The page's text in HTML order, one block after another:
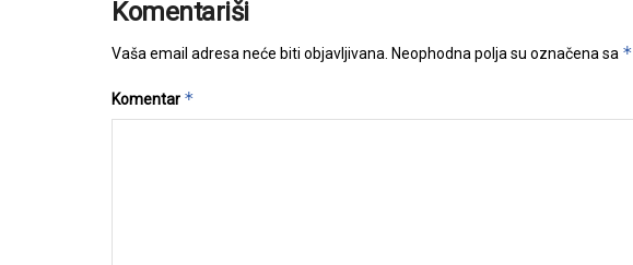
Komentariši
Vaša email adresa neće biti objavljivana. Neophodna polja su označena sa *
Komentar *